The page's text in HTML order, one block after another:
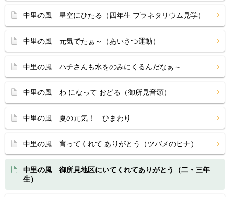
中里の風 星空にひたる（四年生 プラネタリウム見学）
中里の風 元気でたぁ～（あいさつ運動）
中里の風 ハチさんも水をのみにくるんだなぁ～
中里の風 わ になって おどる（御所見音頭）
中里の風 夏の元気！ ひまわり
中里の風 育ってくれて ありがとう（ツバメのヒナ）
中里の風 御所見地区にいてくれてありがとう（二・三年
生）